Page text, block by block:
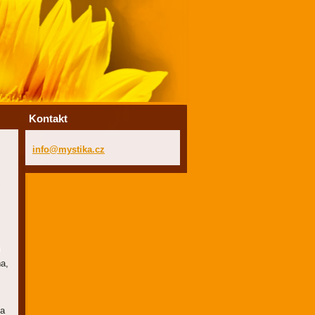
Kontakt
info@mystika.cz